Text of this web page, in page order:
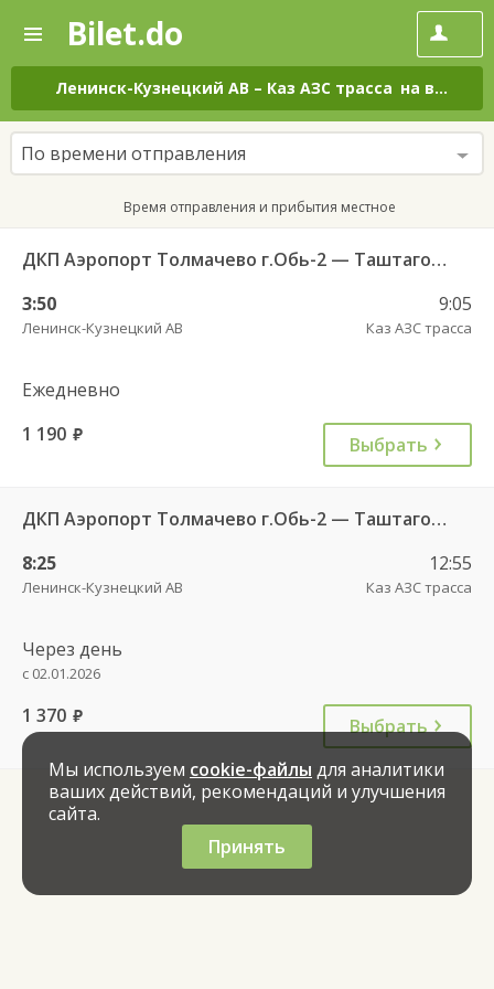
—
Поиск
и
покупка
билетов
на
автобус
онлайн
Bilet.do
Ленинск-Кузнецкий АВ – Каз АЗС трасса на все дни
По времени отправления
Время отправления и прибытия местное
ДКП Аэропорт Толмачево г.Обь-2 — Таштагол АВ 5657
3:50
Ленинск-Кузнецкий АВ
9:05
Каз АЗС трасса
Ежедневно
1 190 руб. Выбрать
ДКП Аэропорт Толмачево г.Обь-2 — Таштагол АВ 5650
8:25
Ленинск-Кузнецкий АВ
12:55
Каз АЗС трасса
Через день
с 02.01.2026
1 370 руб.
Выбрать
Мы используем cookie-файлы для аналитики
ваших действий, рекомендаций и улучшения
сайта.
Принять